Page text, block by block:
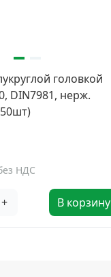
головкой
DIN7981, нерж.
НДС
+ В корзину